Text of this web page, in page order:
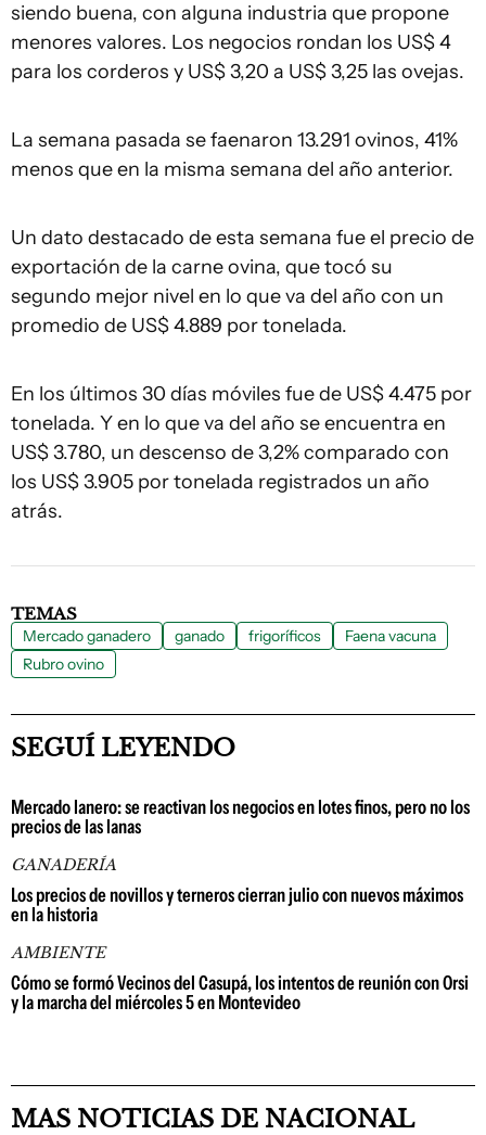
siendo buena, con alguna industria que propone
menores valores. Los negocios rondan los US$ 4
para los corderos y US$ 3,20 a US$ 3,25 las ovejas.
La semana pasada se faenaron 13.291 ovinos, 41%
menos que en la misma semana del año anterior.
Un dato destacado de esta semana fue el precio de
exportación de la carne ovina, que tocó su
segundo mejor nivel en lo que va del año con un
promedio de US$ 4.889 por tonelada.
En los últimos 30 días móviles fue de US$ 4.475 por
tonelada. Y en lo que va del año se encuentra en
US$ 3.780, un descenso de 3,2% comparado con
los US$ 3.905 por tonelada registrados un año
atrás.
TEMAS
Mercado ganadero ganado frigoríficos
Faena vacuna
Rubro ovino
SEGUÍ LEYENDO
Mercado lanero: se reactivan los negocios en lotes finos, pero no los
precios de las lanas
GANADERÍA
Los precios de novillos y terneros cierran julio con nuevos máximos
en la historia
AMBIENTE
Cómo se formó Vecinos del Casupá, los intentos de reunión con Orsi
y la marcha del miércoles 5 en Montevideo
MAS NOTICIAS DE NACIONAL